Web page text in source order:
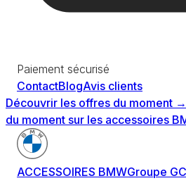
Paiement sécurisé
ContactBlogAvis clients
Découvrir les offres du moment →
du moment sur les accessoires
ACCESSOIRES BMWGroupe